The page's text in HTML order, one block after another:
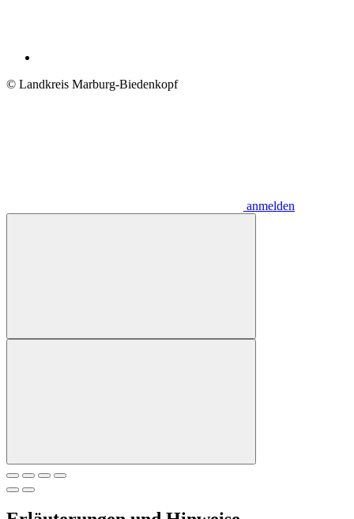
© Landkreis Marburg-Biedenkopf
anmelden